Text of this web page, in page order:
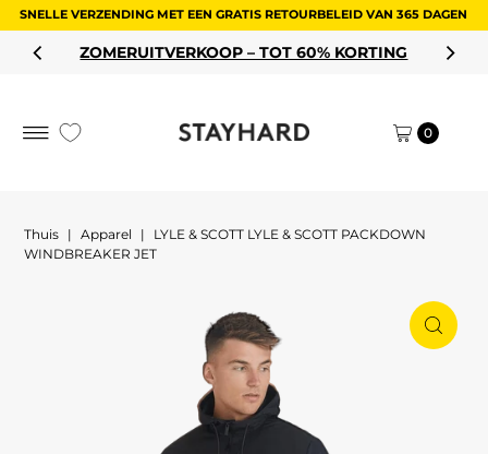
SNELLE VERZENDING MET EEN GRATIS RETOURBELEID VAN 365 DAGEN
ZOMERUITVERKOOP – TOT 60% KORTING
0
Thuis | Apparel |
LYLE & SCOTT LYLE & SCOTT PACKDOWN
WINDBREAKER JET